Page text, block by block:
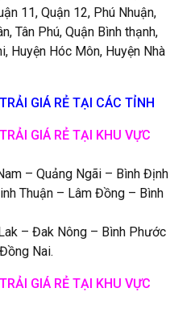
11, Quận 12, Phú Nhuận,
Tân Phú, Quận Bình thạnh,
Huyện Hóc Môn, Huyện Nhà
GIÁ RẺ TẠI CÁC TỈNH
GIÁ RẺ TẠI KHU VỰC
– Quảng Ngãi – Bình Định
Thuận – Lâm Đồng – Bình
– Đak Nông – Bình Phước
Nai.
GIÁ RẺ TẠI KHU VỰC